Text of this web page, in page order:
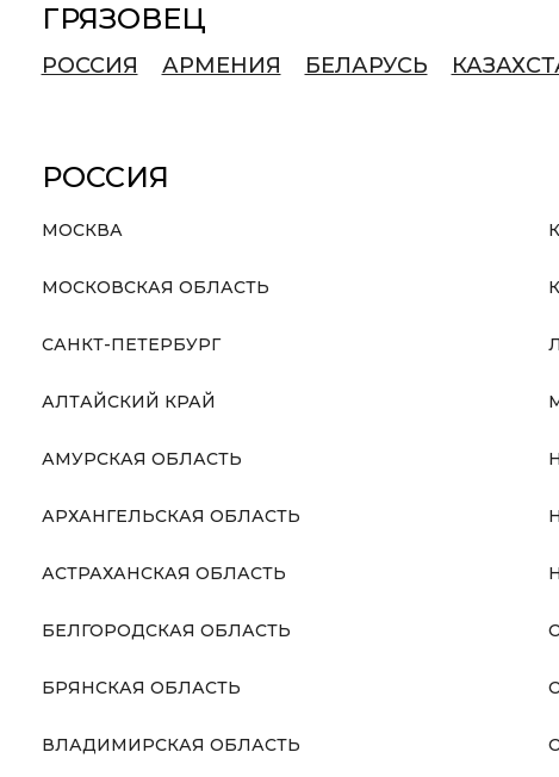
ГРЯЗОВЕЦ
РОССИЯ АРМЕНИЯ БЕЛАРУСЬ
РОССИЯ
МОСКВА
МОСКОВСКАЯ ОБЛАСТЬ
САНКТ-ПЕТЕРБУРГ
АЛТАЙСКИЙ КРАЙ
АМУРСКАЯ ОБЛАСТЬ
АРХАНГЕЛЬСКАЯ ОБЛАСТЬ
АСТРАХАНСКАЯ ОБЛАСТЬ
БЕЛГОРОДСКАЯ ОБЛАСТЬ
БРЯНСКАЯ ОБЛАСТЬ
ВЛАДИМИРСКАЯ ОБЛАСТЬ